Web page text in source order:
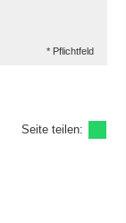
* Pflichtfeld
Seite teilen: